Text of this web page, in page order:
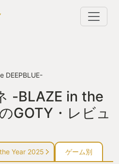
DEEPBLUE-
-BLAZE in the
GOTY・レビュ
Year 2025 ゲーム別